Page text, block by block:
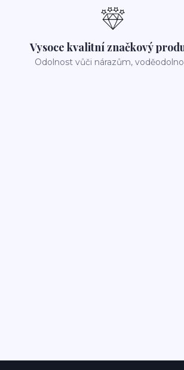
Vysoce kvalitní značkový
Odolnost vůči nárazům,